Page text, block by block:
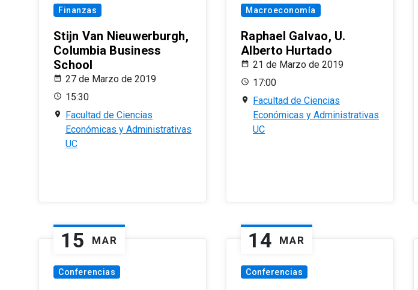
Finanzas
Stijn Van Nieuwerburgh,
Columbia Business
School
27 de Marzo de 2019
15:30
Facultad de Ciencias
Económicas y Administrativas
UC
Macroeconomía
Raphael Galvao, U.
Alberto Hurtado
21 de Marzo de 2019
17:00
Facultad de Ciencias
Económicas y Administrativas
UC
15 MAR
Conferencias
14 MAR
Conferencias